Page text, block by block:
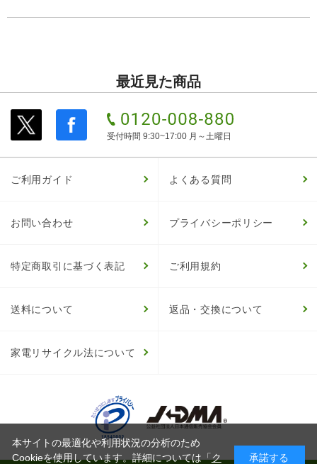
最近見た商品
受付時間 9:30~17:00 月～土曜日
ご利用ガイド よくある質問
お問い合わせ プライバシーポリシー
特定商取引に基づく表記 ご利用規約
送料について 返品・交換について
家電リサイクル法について
本サイトの最適化や利用状況の分析のため
Cookieを使用しています。詳細については「ク 承諾する